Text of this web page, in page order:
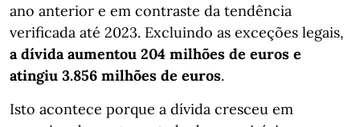
ano anterior e em contraste da tendência
verificada até 2023. Excluindo as exceções legais,
a dívida aumentou 204 milhões de euros e
atingiu 3.856 milhões de euros.
Isto acontece porque a dívida cresceu em